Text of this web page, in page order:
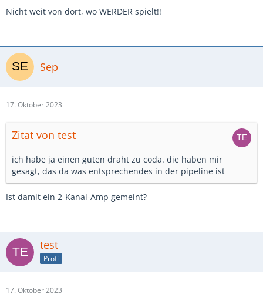
Nicht weit von dort, wo WERDER spielt!!
Sep
17. Oktober 2023
Zitat von test
ich habe ja einen guten draht zu coda. die haben mir
gesagt, das da was entsprechendes in der pipeline ist
Ist damit ein 2-Kanal-Amp gemeint?
test
Profi
17. Oktober 2023